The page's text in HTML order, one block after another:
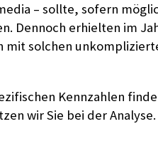
– sollte, sofern
Dennoch erhielten im
mit solchen
Kennzahlen
wir Sie bei der Analyse.